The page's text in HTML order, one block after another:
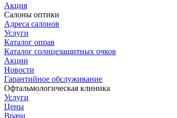
Акция
Салоны оптики
Адреса салонов
Услуги
Каталог оправ
Каталог солнцезащитных очков
Акции
Новости
Гарантийное обслуживание
Офтальмологическая клиника
Услуги
Цены
Врачи